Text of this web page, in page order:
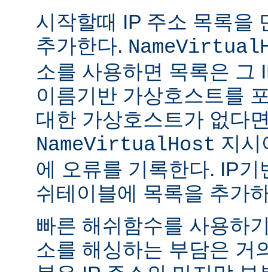
시작할때 IP 주소 목록을
추가한다.
소를 사용하면 목록은 그
이름기반 가상호스트를
대한 가상호스트가 없다
NameVirtualHost 지시
에 오류를 기록한다. IP
쉬테이블에 목록을 추가
빠른 해쉬함수를 사용하
소를 해싱하는 부담은 거